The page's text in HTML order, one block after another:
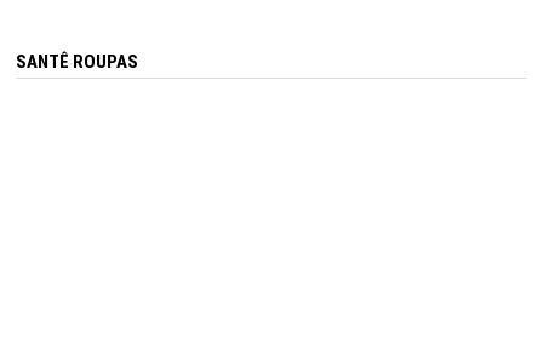
SANTÊ ROUPAS